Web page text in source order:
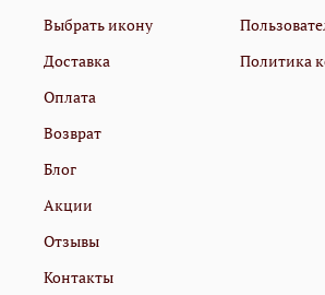
Выбрать икону
Доставка
Оплата
Возврат
Блог
Акции
Отзывы
Контакты
Политика